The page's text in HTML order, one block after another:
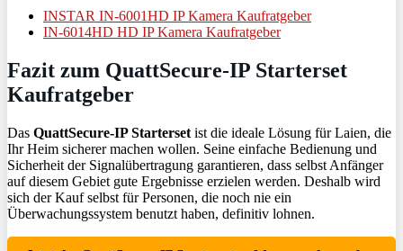
INSTAR IN-6001HD IP Kamera Kaufratgeber
IN-6014HD HD IP Kamera Kaufratgeber
Fazit zum QuattSecure-IP Starterset
Kaufratgeber
Das QuattSecure-IP Starterset ist die ideale Lösung für Laien, die
Ihr Heim sicherer machen wollen. Seine einfache Bedienung und
Sicherheit der Signalübertragung garantieren, dass selbst Anfänger
auf diesem Gebiet gute Ergebnisse erzielen werden. Deshalb wird
sich der Kauf selbst für Personen, die noch nie ein
Überwachungssystem benutzt haben, definitiv lohnen.